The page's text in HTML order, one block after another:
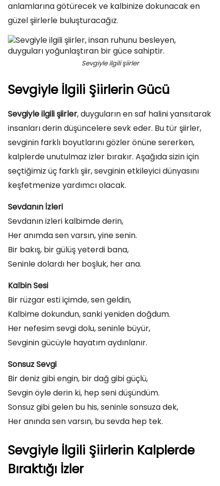
anlamlarına götürecek ve kalbinize dokunacak en
güzel şiirlerle buluşturacağız.
Sevgiyle ilgili şiirler
Sevgiyle İlgili Şiirlerin Gücü
Sevgiyle ilgili şiirler, duyguların en saf halini yansıtarak
insanları derin düşüncelere sevk eder. Bu tür şiirler,
sevginin farklı boyutlarını gözler önüne sererken,
kalplerde unutulmaz izler bırakır. Aşağıda sizin için
seçtiğimiz üç farklı şiir, sevginin etkileyici dünyasını
keşfetmenize yardımcı olacak.
Sevdanın İzleri
Sevdanın izleri kalbimde derin,
Her anımda sen varsın, yine senin.
Bir bakış, bir gülüş yeterdi bana,
Seninle dolardı her boşluk, her ana.
Kalbin Sesi
Bir rüzgar esti içimde, sen geldin,
Kalbime dokundun, sanki yeniden doğdum.
Her nefesim sevgi dolu, seninle büyür,
Sevginin gücüyle hayatım aydınlanır.
Sonsuz Sevgi
Bir deniz gibi engin, bir dağ gibi güçlü,
Sevgin öyle derin ki, hep seni düşündüm.
Sonsuz gibi gelen bu his, seninle sonsuza dek,
Her anında sen varsın, bu sevda hep tek.
Sevgiyle İlgili Şiirlerin Kalplerde
Bıraktığı İzler